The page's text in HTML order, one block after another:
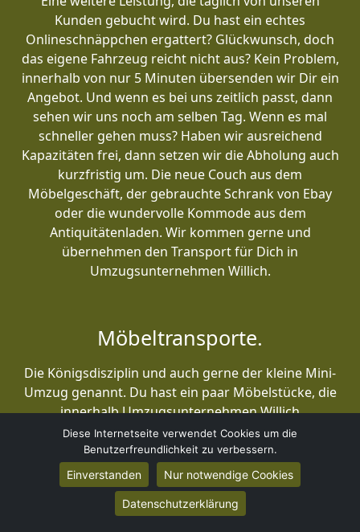
Kunden gebucht wird. Du hast ein echtes
Onlineschnäppchen ergattert? Glückwunsch, doch
das eigene Fahrzeug reicht nicht aus? Kein Problem,
innerhalb von nur 5 Minuten übersenden wir Dir ein
Angebot. Und wenn es bei uns zeitlich passt, dann
sehen wir uns noch am selben Tag. Wenn es mal
schneller gehen muss? Haben wir ausreichend
Kapazitäten frei, dann setzen wir die Abholung auch
kurzfristig um. Die neue Couch aus dem
Möbelgeschäft, der gebrauchte Schrank von Ebay
oder die wundervolle Kommode aus dem
Antiquitätenladen. Wir kommen gerne und
übernehmen den Transport für Dich in
Umzugsunternehmen Willich.
Möbeltransporte.
Die Königsdisziplin und auch gerne der kleine Mini-
Umzug genannt. Du hast ein paar Möbelstücke, die
innerhalb Umzugsunternehmen Willich
transportiert werden müssen? Oder Großmutters
Kommode soll endlich an ihrer angestammten
Stelle? Einmal quer durch Deutschland? Auch das
übernehmen wir gerne. Und wenn Großmutters
schwere Kommode noch in die dritte Etage muss,
Diese Internetseite verwendet Cookies um die
Benutzerfreundlichkeit zu verbessern.
Einverstanden Nur notwendige Cookies
Datenschutzerklärung